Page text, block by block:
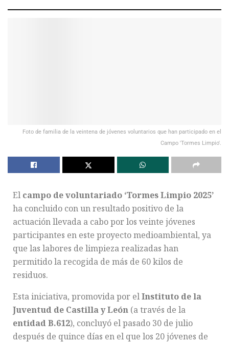
Foto de familia de la veintena de jóvenes voluntarios que han participado en el
Campo 'Tormes Limpio'.
El campo de voluntariado ‘Tormes Limpio 2025’
ha concluido con un resultado positivo de la
actuación llevada a cabo por los veinte jóvenes
participantes en este proyecto medioambiental, ya
que las labores de limpieza realizadas han
permitido la recogida de más de 60 kilos de
residuos.
Esta iniciativa, promovida por elInstituto de la
Juventud de Castilla y León (a través de la
entidad B.612), concluyó el pasado 30 de julio
después de quince días en el que los 20 jóvenes de